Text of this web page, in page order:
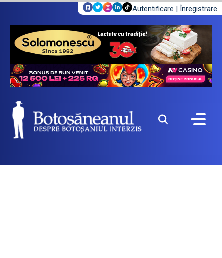
Autentificare | Înregistrare